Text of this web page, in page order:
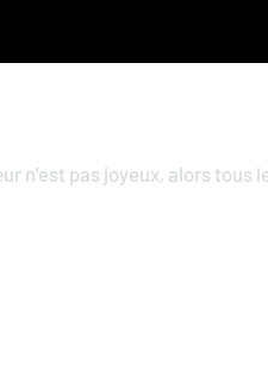
pas joyeux, alors tous